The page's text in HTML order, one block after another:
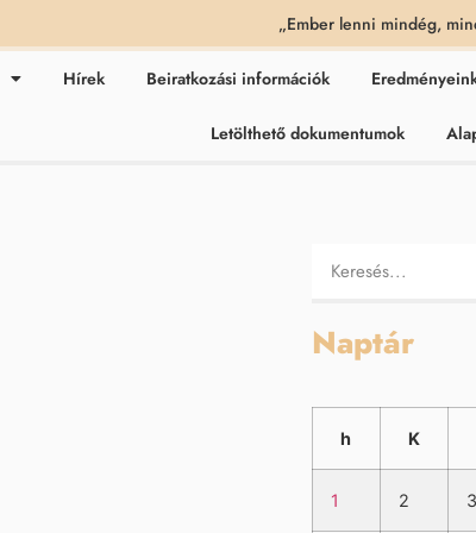
„Ember lenni mindég,
Hírek Beiratkozási információk
Letölthető dokumentumok
Naptár
h K
1 2 3